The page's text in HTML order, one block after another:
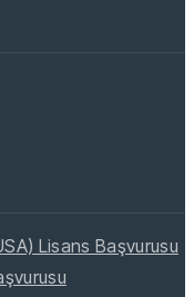
Lisans Başvurusu